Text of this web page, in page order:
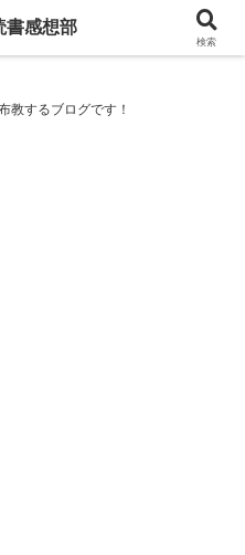
書感想部
教するブログです！
書感想部
検索